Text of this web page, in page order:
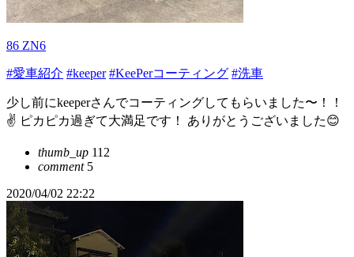
86 ZN6
#愛車紹介 #keeper #KeePerコーティング #洗車
少し前にkeeperさんでコーティングしてもらいました〜！！
✌️ ピカピカ過ぎて大満足です！ ありがとうございました😊
thumb_up 112
comment5
2020/04/02 22:22